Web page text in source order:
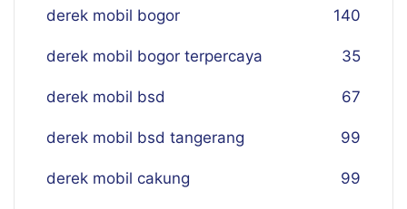
derek mobil bogor 140
derek mobil bogor terpercaya 35
derek mobil bsd 67
derek mobil bsd tangerang 99
derek mobil cakung 99